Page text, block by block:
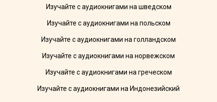
Изучайте с аудиокнигами на шведском
Изучайте с аудиокнигами на польском
Изучайте с аудиокнигами на голландском
Изучайте с аудиокнигами на норвежском
Изучайте с аудиокнигами на греческом
Изучайте с аудиокнигами на Индонезийский